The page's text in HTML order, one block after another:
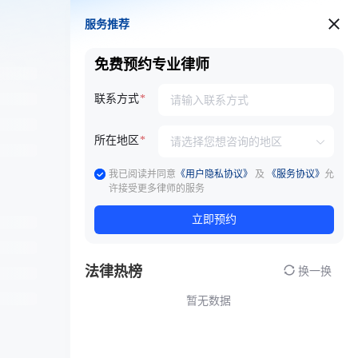
服务推荐
服务推荐
免费预约专业律师
联系方式
所在地区
我已阅读并同意 《用户隐私协议》 及 《服务协议》 允
许接受更多律师的服务
立即预约
法律热榜 换一换
暂无数据